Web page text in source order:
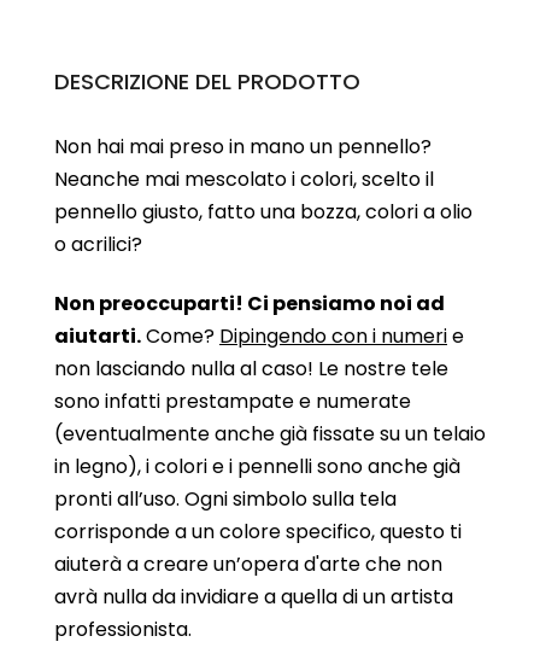
DESCRIZIONE DEL PRODOTTO
Non hai mai preso in mano un pennello?
Neanche mai mescolato i colori, scelto il
pennello giusto, fatto una bozza, colori a olio
o acrilici?
Non preoccuparti! Ci pensiamo noi ad
aiutarti.Come? Dipingendo con i numerie
non lasciando nulla al caso! Le nostre tele
sono infatti prestampate e numerate
(eventualmente anche già fissate su un telaio
in legno), i colori e i pennelli sono anche già
pronti all’uso. Ogni simbolo sulla tela
corrisponde a un colore specifico, questo ti
aiuterà a creare un’opera d'arte che non
avrà nulla da invidiare a quella di un artista
professionista.